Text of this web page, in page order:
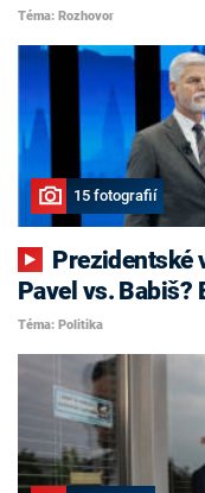
Téma: Rozhovor
15 fotografií
Pavel vs. Babiš?
Téma: Politika